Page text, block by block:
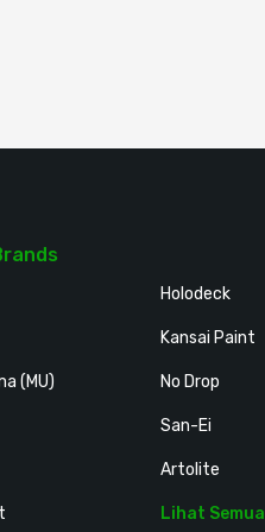
(MU)
Holodeck
Kansai Paint
No Drop
San-Ei
Artolite
Lihat Semua